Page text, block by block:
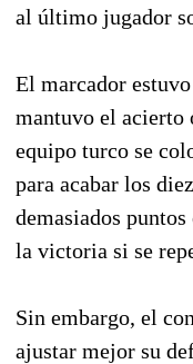
al último jugador
El marcador
mantuvo el acierto
equipo turco se
para acabar los
demasiados
la victoria si se
Sin embargo, el
ajustar mejor su